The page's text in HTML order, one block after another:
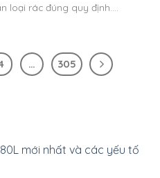
loại rác đúng quy định....
… 305
mới nhất và các yếu tố